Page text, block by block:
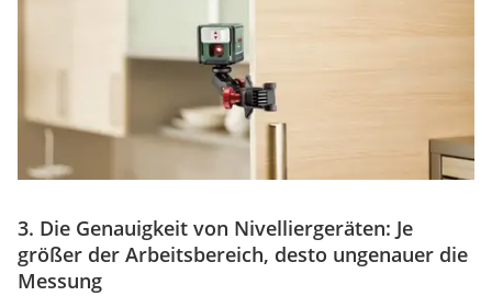
3. Die Genauigkeit von Nivelliergeräten: Je
größer der Arbeitsbereich, desto ungenauer die
Messung